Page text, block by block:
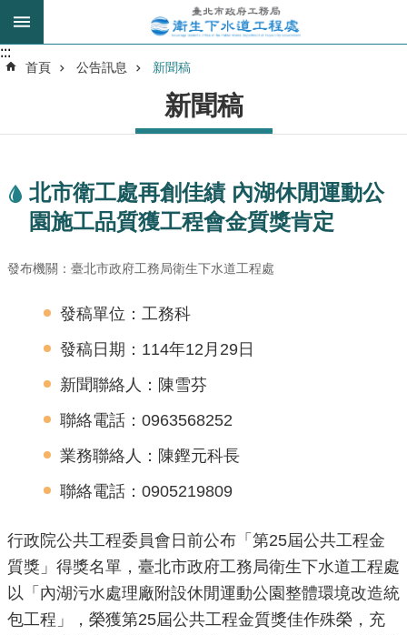
跳到主要內容區塊
進
我
的
分
是
業
務
資
訊
:::
:::
首頁 公告訊息 新聞稿
新聞稿
北市衛工處再創佳績 內湖休閒運動公
園施工品質獲工程會金質獎肯定
發布機關：臺北市政府工務局衛生下水道工程處
發稿單位：工務科
發稿日期：114年12月29日
新聞聯絡人：陳雪芬
聯絡電話：0963568252
業務聯絡人：陳鏗元科長
聯絡電話：0905219809
行政院公共工程委員會日前公布「第25屆公共工程金
質獎」得獎名單，臺北市政府工務局衛生下水道工程處
以「內湖污水處理廠附設休閒運動公園整體環境改造統
包工程」，榮獲第25屆公共工程金質獎佳作殊榮，充